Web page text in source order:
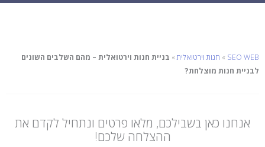
SEO WEB
» חנות וירטואלית» בניית חנות וירטואלית – מהם השלבים השונים
לבניית חנות מוצלחת?
אנחנו כאן בשבילכם, מלאו פרטים ונתחיל לקדם את
ההצלחה שלכם!